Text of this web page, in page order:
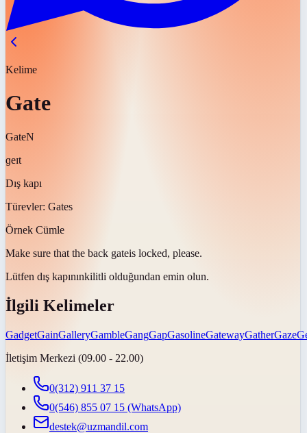
Kelime
Gate
GateN
ɡeɪt
Dış kapı
Türevler: Gates
Örnek Cümle
Make sure that the back gateis locked, please.
Lütfen dış kapınınkilitli olduğundan emin olun.
İlgili Kelimeler
GadgetGainGalleryGambleGangGapGasolineGatewayGatherGaze
İletişim Merkezi (09.00 - 22.00)
0(312) 911 37 15
0(546) 855 07 15 (WhatsApp)
destek@uzmandil.com